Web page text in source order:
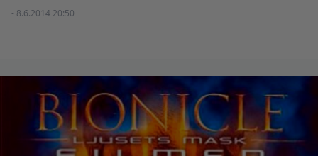
- 8.6.2014 20:50